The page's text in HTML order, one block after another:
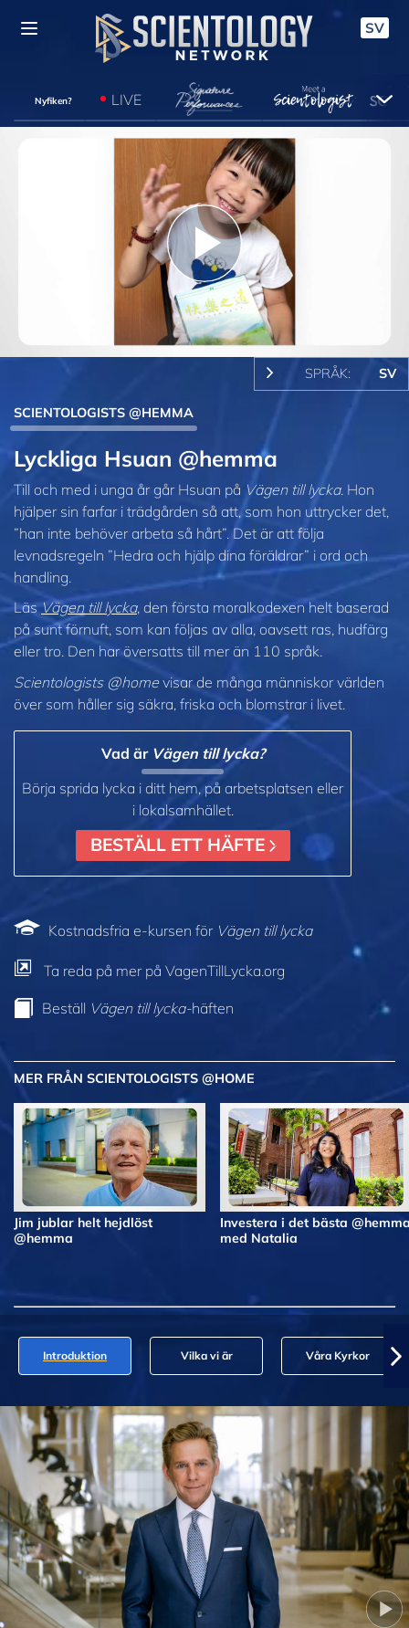
SV
Nyfiken? LIVE
Play
Video
SPRÅK: SV
SCIENTOLOGISTS @HEMMA
Lyckliga Hsuan @hemma
Till och med i unga år går Hsuan på Vägen till lycka. Hon
hjälper sin farfar i trädgården så att, som hon uttrycker det,
”han inte behöver arbeta så hårt”. Det är att följa
levnadsregeln ”Hedra och hjälp dina föräldrar” i ord och
handling.
Läs Vägen till lycka, den första moralkodexen helt baserad
på sunt förnuft, som kan följas av alla, oavsett ras, hudfärg
eller tro. Den har översatts till mer än 110 språk.
Scientologists @home visar de många människor världen
över som håller sig säkra, friska och blomstrar i livet.
Vad är Vägen till lycka?
Börja sprida lycka i ditt hem, på arbetsplatsen eller
i lokalsamhället.
BESTÄLL ETT HÄFTE
Kostnadsfria e-kursen för Vägen till lycka
Ta reda på mer på VagenTillLycka.org
Beställ Vägen till lycka-häften
MER FRÅN SCIENTOLOGISTS @HOME
Jim jublar helt hejdlöst
@hemma
Investera i det bästa
med Natalia
Introduktion Vilka vi är Våra Kyrkor